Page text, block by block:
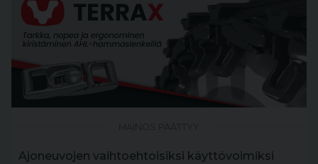
Ajoneuvojen vaihtoehtoisiksi käyttövoimiksi